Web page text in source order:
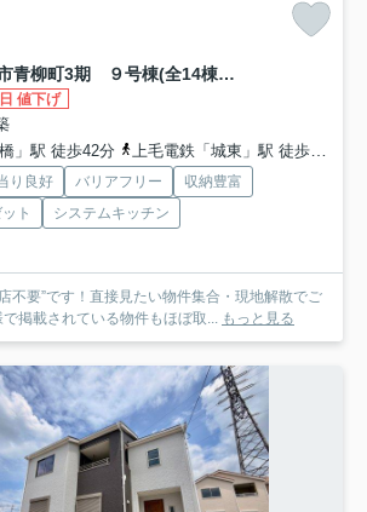
【新築平屋】前橋市青柳町3期 ９号棟(全14棟) 新築建売分譲
値下げ
」駅 徒歩42分
上毛電鉄「城東」駅 徒歩46分
り良好 バリアフリー
収納豊富
ト
システムキッチン
不要”です！直接見たい物件集合・現地解散でご
掲載されている物件もほぼ取... もっと見る